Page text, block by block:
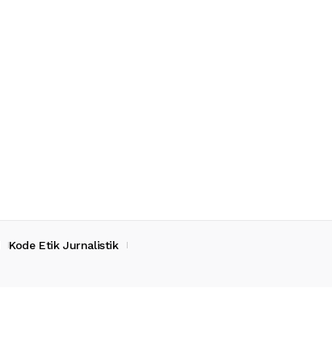
Kode Etik Jurnalistik